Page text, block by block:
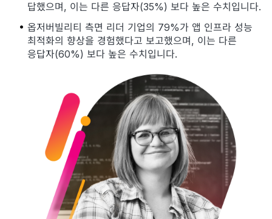
답했으며, 이는 다른 응답자(35%) 보다 높은 수치입니다.
옵저버빌리티 측면 리더 기업의 79%가 앱 인프라 성능
최적화의 향상을 경험했다고 보고했으며, 이는 다른
응답자(60%) 보다 높은 수치입니다.